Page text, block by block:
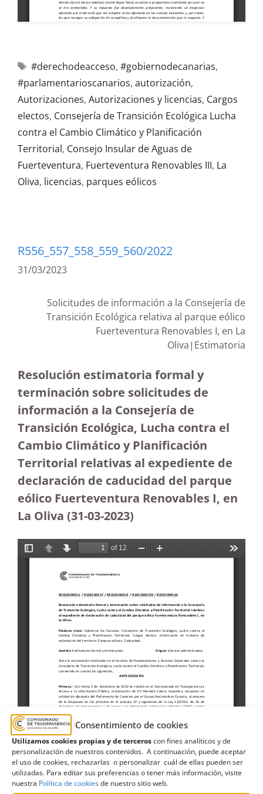
Consentimiento de cookies
Utilizamos cookies propias y de terceroscon fines analíticos y de
personalización de nuestros contenidos. A continuación, puede aceptar
el uso de cookies, rechazarlas o personalizar cuál de ellas pueden ser
utilizadas. Para editar sus preferencias o tener más información, visite
nuestra Política de cookiesde nuestro sitio web.
#derechodeacceso, #gobiernodecanarias,
#parlamentarioscanarios, autorización,
Autorizaciones, Autorizaciones y licencias, Cargos
electos, Consejería de Transición Ecológica Lucha
contra el Cambio Climático y Planificación
Territorial, Consejo Insular de Aguas de
Fuerteventura, Fuerteventura Renovables III, La
Oliva, licencias, parques eólicos
R556_557_558_559_560/2022
31/03/2023
Solicitudes de información a la Consejería de
Transición Ecológica relativa al parque eólico
Fuerteventura Renovables I, en La
Oliva|Estimatoria
Resolución estimatoria formal y
terminación sobre solicitudes de
información a la Consejería de
Transición Ecológica, Lucha contra el
Cambio Climático y Planificación
Territorial relativas al expediente de
declaración de caducidad del parque
eólico Fuerteventura Renovables I, en
La Oliva (31-03-2023)